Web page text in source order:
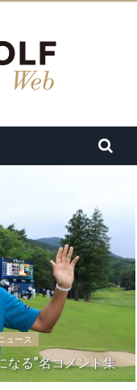
ュース
なる”名コメント集